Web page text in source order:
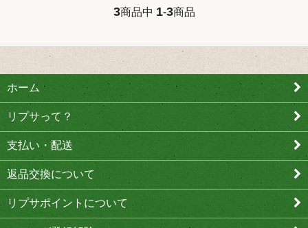
3商品中 1-3商品
ホーム
リプサって？
支払い・配送
返品交換について
リプサポイントについて